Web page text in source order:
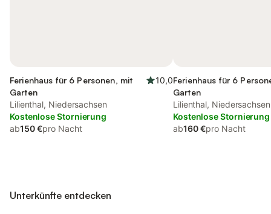
Ferienhaus für 6 Personen, mit
Garten
10,0
Lilienthal, Niedersachsen
Kostenlose Stornierung
ab150 €pro Nacht
Ferienhaus für 6
Garten
Lilienthal, Niedersachsen
Kostenlose Stornierung
ab160 €pro Nacht
Unterkünfte entdecken